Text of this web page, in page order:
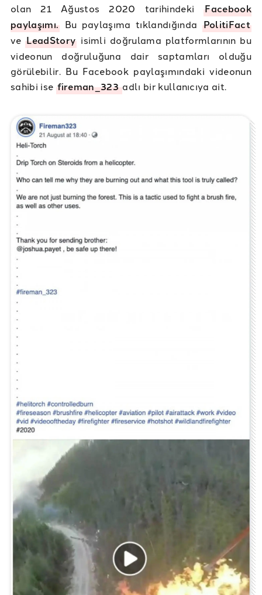
olan 21 Ağustos 2020 tarihindekiFacebook
paylaşımı. Bu paylaşıma tıklandığında PolitiFact
veLeadStory isimli doğrulama platformlarının bu
videonun doğruluğuna dair saptamları olduğu
görülebilir. Bu Facebook paylaşımındaki videonun
sahibi ise fireman_323adlı bir kullanıcıya ait.